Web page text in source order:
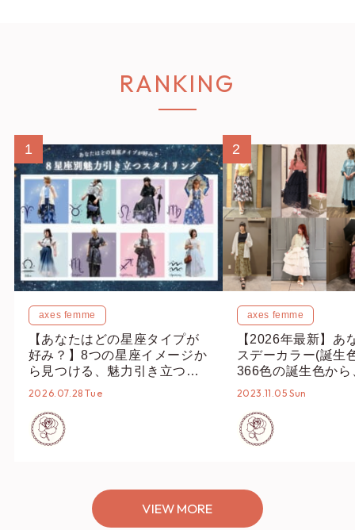
RANKING
1
axes femme
【あなたはどの星座タイプが
好み？】8つの星座イメージか
ら見つける、魅力引き立つス
タイリング♡
2026.07.28 Tue
2
axes femme
【2026年最新】あ
スデーカラー(誕生
366色の誕生色から
誕生色、バースデ
2023.11.05 Sun
VIEW MORE